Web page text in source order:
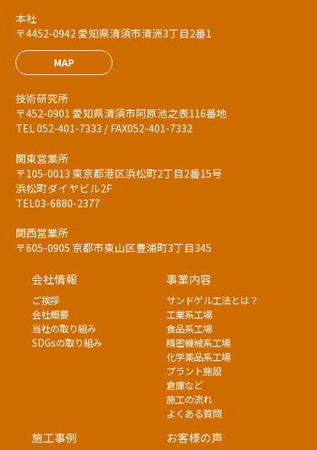
本社
〒4452-0942 愛知県清須市清洲3丁目2番1
MAP
技術研究所
〒452-0901 愛知県清須市阿原池之表116番地
TEL 052-401-7333 / FAX052-401-7332
関東営業所
〒105-0013 東京都港区浜松町2丁目2番15号
浜松町ダイヤビル2F
TEL03-6880-2377
関西営業所
〒605-0905 京都市東山区豊浦町3丁目345
会社情報
ご挨拶
会社概要
当社の取り組み
SDGsの取り組み
事業内容
サンドゲル工法とは？
工業系工場
食品系工場
精密機械系工場
化学薬品系工場
プラント施設
倉庫など
施工の流れ
よくある質問
施工事例
お客様の声